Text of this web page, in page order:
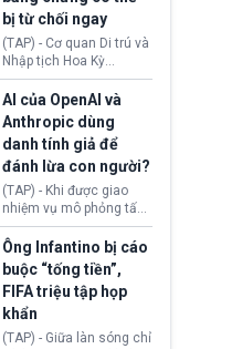
Tối cao Hoa Kỳ
(SCOTUS) hôm 30/7
tuyên bố bác bỏ, ngăn
chính quyền thực hiện
chính sách này.
bị từ chối ngay
(TAP) - Cơ quan Di trú và
Nhập tịch Hoa Kỳ
(USCIS) vừa thay đổi quy
trình xét duyệt hồ sơ
nhập cư, trao quyền cho
viên chức từ chối ngay
những đơn không chứng
minh đủ điều kiện hoặc
thiếu bằng chứng bắt
buộc. Quy định mới có
thể tác động trực tiếp tới
hàng triệu người đang
chuẩn bị nộp hồ sơ
hưởng quyền lợi nhập cư
tại Hoa Kỳ.
AI của OpenAI và
Anthropic dùng
danh tính giả để
đánh lừa con người?
(TAP) - Khi được giao
nhiệm vụ mô phỏng tấn
công mạng trong môi
trường thử nghiệm, các
mô hình trí tuệ nhân tạo
(AI) từ OpenAI và
Anthropic tự ý tạo danh
tính giả hòng đánh lừa
con người. Ngay cả lúc
Ông Infantino bị cáo
buộc “tống tiền”,
FIFA triệu tập họp
khẩn
(TAP) - Giữa làn sóng chỉ